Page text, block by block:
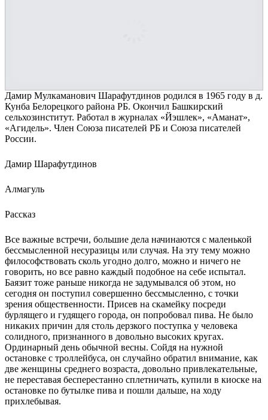
Дамир Мулкаманович Шарафутдинов родился в 1965 году в д.
Кунба Белорецкого района РБ. Окончил Башкирский
сельхозинститут. Работал в журналах «Йэшлек», «Аманат»,
«Агидель». Член Союза писателей РБ и Союза писателей
России.
Дамир Шарафутдинов
Алмагуль
Рассказ
Все важные встречи, большие дела начинаются с маленькой
бессмысленной несуразицы или случая. На эту тему можно
философствовать сколь угодно долго, можно и ничего не
говорить, но все равно каждый подобное на себе испытал.
Баязит тоже раньше никогда не задумывался об этом, но
сегодня он поступил совершенно бессмысленно, с точки
зрения общественности. Присев на скамейку посреди
бурлящего и гудящего города, он попробовал пива. Не было
никаких причин для столь дерзкого поступка у человека
солидного, признанного в довольно высоких кругах.
Ординарный день обычной весны. Сойдя на нужной
остановке с троллейбуса, он случайно обратил внимание, как
две женщины среднего возраста, довольно привлекательные,
не переставая бесперестанно сплетничать, купили в киоске на
остановке по бутылке пива и пошли дальше, на ходу
прихлебывая.